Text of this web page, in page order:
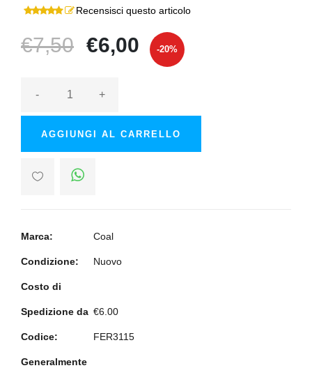
Recensisci questo articolo
€7,50 €6,00 -20%
- +
AGGIUNGI AL CARRELLO
Marca: Coal
Condizione: Nuovo
Costo di
Spedizione da €6.00
Codice: FER3115
Generalmente